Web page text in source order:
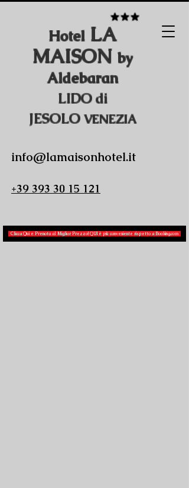
Hotel LA
MAISON by
Aldebaran
LIDO di
JESOLO VENEZIA
Clicca Qui e Prenota al Miglior Prezzo! QUI è più conveniente rispetto a Booking.com
★★★
info@lamaisonhotel.it
+39 393 30 15 121